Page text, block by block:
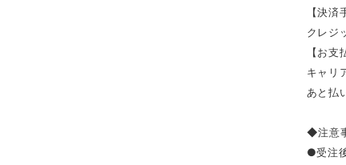
【決
クレジ
【お支
キャリ
あと払
◆注意
●受注